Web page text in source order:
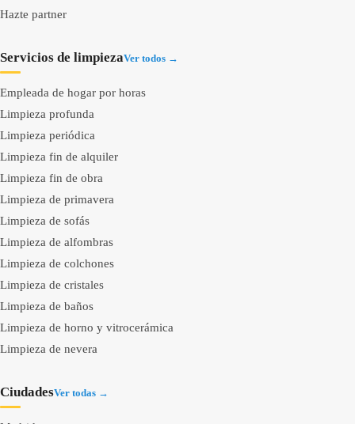
Hazte partner
Servicios de limpiezaVer todos →
Empleada de hogar por horas
Limpieza profunda
Limpieza periódica
Limpieza fin de alquiler
Limpieza fin de obra
Limpieza de primavera
Limpieza de sofás
Limpieza de alfombras
Limpieza de colchones
Limpieza de cristales
Limpieza de baños
Limpieza de horno y vitrocerámica
Limpieza de nevera
CiudadesVer todas →